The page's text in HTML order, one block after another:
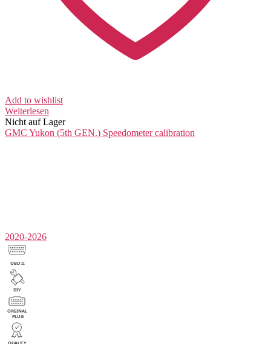
Add to wishlist
Weiterlesen
Nicht auf Lager
GMC Yukon (5th GEN.) Speedometer calibration
2020-2026